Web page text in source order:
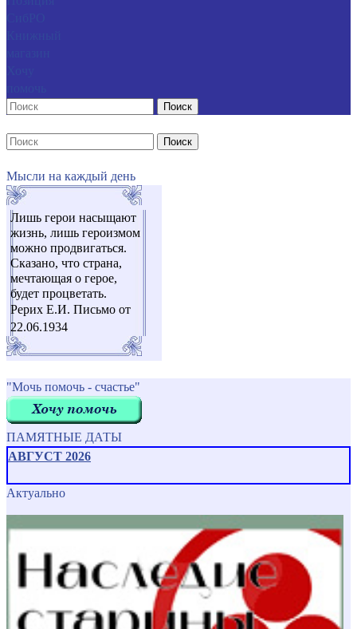
Поиск
Поиск
Мысли на каждый день
Лишь герои насыщают
жизнь, лишь героизмом
можно продвигаться.
Сказано, что страна,
мечтающая о герое,
будет процветать.
Рерих Е.И. Письмо от
22.06.1934
"Мочь помочь - счастье"
ПАМЯТНЫЕ ДАТЫ
АВГУСТ 2026
Актуально